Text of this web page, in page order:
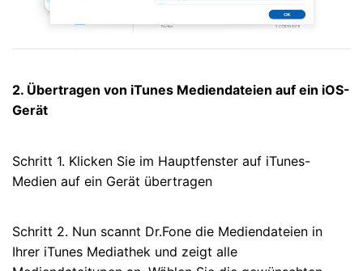
2. Übertragen von iTunes Mediendateien auf ein iOS-
Gerät
Schritt 1. Klicken Sie im Hauptfenster auf iTunes-
Medien auf ein Gerät übertragen
Schritt 2. Nun scannt Dr.Fone die Mediendateien in
Ihrer iTunes Mediathek und zeigt alle